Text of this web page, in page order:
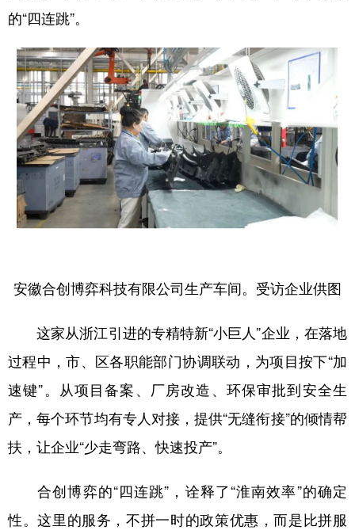
的“四连跳”。
安徽合创博弈科技有限公司生产车间。受访企业供图
这家从浙江引进的专精特新“小巨人”企业，在落地
过程中，市、区各职能部门协调联动，为项目按下“加
速键”。从项目备案、厂房改造、环保审批到安全生
产，每个环节均有专人对接，提供“无缝衔接”的倾情帮
扶，让企业“少走弯路、快速投产”。
合创博弈的“四连跳”，诠释了“淮南效率”的确定
性。这里的服务，不拼一时的政策优惠，而是比拼服